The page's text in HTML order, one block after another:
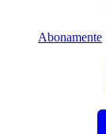
Abonamente